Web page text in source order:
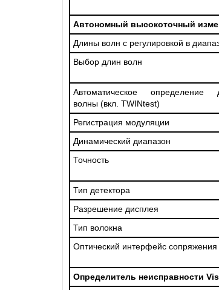
Автономный высокоточный
Длины волн с регулировкой в
Выбор длин волн
Автоматическое определение
волны (вкл. TWINtest)
Регистрация модуляции
Динамический диапазон
Точность
Тип детектора
Разрешение дисплея
Тип волокна
Оптический интерфейс сопряжения
Определитель неисправности